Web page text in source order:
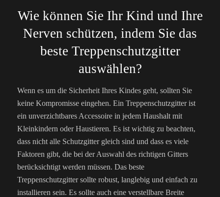
Wie können Sie Ihr Kind und Ihre
Nerven schützen, indem Sie das
beste Treppenschutzgitter
auswählen?
Wenn es um die Sicherheit Ihres Kindes geht, sollten Sie
keine Kompromisse eingehen. Ein Treppenschutzgitter ist
ein unverzichtbares Accessoire in jedem Haushalt mit
Kleinkindern oder Haustieren. Es ist wichtig zu beachten,
dass nicht alle Schutzgitter gleich sind und dass es viele
Faktoren gibt, die bei der Auswahl des richtigen Gitters
berücksichtigt werden müssen. Das beste
Treppenschutzgitter sollte robust, langlebig und einfach zu
installieren sein. Es sollte auch eine verstellbare Breite